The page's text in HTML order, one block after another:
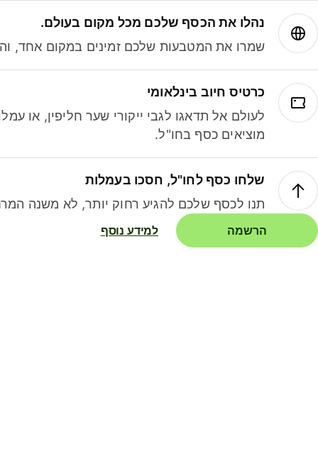
נהלו את הכסף שלכם מכל מקום בעולם.
שמרו את המטבעות שלכם זמינים במקום אחד,
כרטיס חיוב בינלאומי
לעולם אל תדאגו לגבי ייקורי שער חליפין, או
מוציאים כסף בחו"ל.
שלחו כסף לחו"ל, חסכו בעמלות
תנו לכסף שלכם להגיע רחוק יותר, לא משנה
הרשמה למידע נוסף